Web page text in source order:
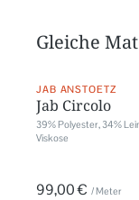
Gleiche
JAB ANSTOETZ
Jab Circolo
39% Polyester, 34%
Viskose
99,00 € / Meter